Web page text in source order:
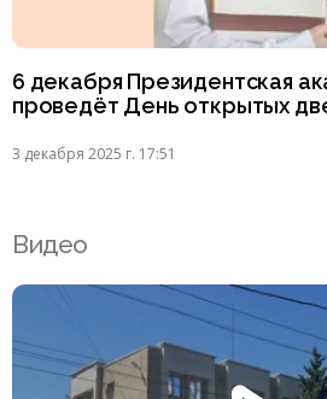
6 декабря Президентская
проведёт День открытых
3 декабря 2025 г. 17:51
Видео